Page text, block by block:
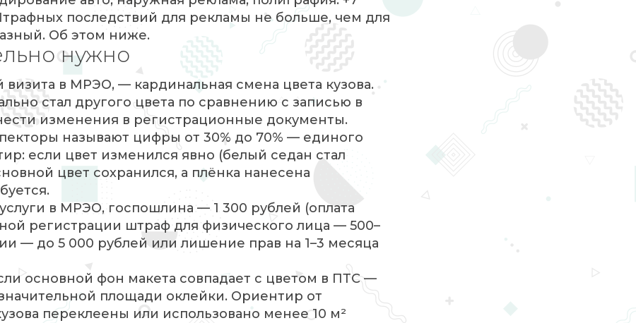
последствий для рекламы не больше, чем для
Об этом ниже.
нужно
в МРЭО, — кардинальная смена цвета кузова.
стал другого цвета по сравнению с записью в
изменения в регистрационные документы.
называют цифры от 30% до 70% — единого
если цвет изменился явно (белый седан стал
цвет сохранился, а плёнка нанесена
в МРЭО, госпошлина — 1 300 рублей (оплата
регистрации штраф для физического лица — 500–
— до 5 000 рублей или лишение прав на 1–3 месяца
основной фон макета совпадает с цветом в ПТС —
площади оклейки. Ориентир от
переклеены или использовано менее 10 м²